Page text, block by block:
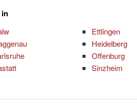
in
Ettlingen
Heidelberg
Offenburg
Sinzheim